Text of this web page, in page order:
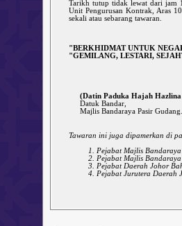
Tarikh tutup tidak lewat dari jam
Unit Pengurusan Kontrak, Aras
sekali atau sebarang tawaran.
"BERKHIDMAT UNTUK
"GEMILANG, LESTARI,
(Datin Paduka Hajah
Datuk Bandar,
Majlis Bandaraya Pasir Gudang.
Tawaran ini juga dipamerkan di
Pejabat Majlis
Pejabat Majlis
Pejabat Daerah Johor
Pejabat Jurutera Daerah